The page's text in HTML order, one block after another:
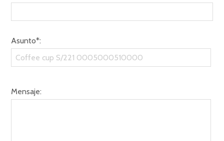
Asunto*:
Mensaje: